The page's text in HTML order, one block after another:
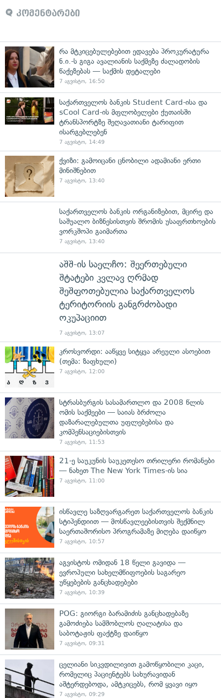
კომენტარები
რა მტკიცებულებებით ედავება პროკურატურა
ნ.ი.-ს გიგა ავალიანის საქმეზე ძალადობის
წაქეზებას — საქმის დეტალები
7 აგვისტო, 16:50
საქართველოს ბანკის Student Card-ისა და
sCool Card-ის მფლობელები ქუთაისში
ტრანსპორტზე შეღავათიანი ტარიფით
ისარგებლებენ
7 აგვისტო, 14:49
ქვიზი: გამოიცანი ცნობილი ადამიანი ერთი
მინიშნებით
7 აგვისტო, 13:40
საქართველოს ბანკის ორგანიზებით, მცირე და
საშუალო ბიზნესისთვის შრომის უსაფრთხოების
ვორკშოპი გაიმართა
7 აგვისტო, 13:40
აშშ-ის საელჩო: შეერთებული
შტატები კვლავ ღრმად
შეშფოთებულია საქართველოს
ტერიტორიის განგრძობადი
ოკუპაციით
7 აგვისტო, 13:07
კროსვორდი: ააწყვე სიტყვა არეული ასოებით
(თემა: ზაფხული)
7 აგვისტო, 12:00
სტრასბურგის სასამართლო და 2008 წლის
ომის საქმეები — საიას ბრძოლა
დაზარალებულთა უფლებებისა და
კომპენსაციებისთვის
7 აგვისტო, 11:53
21-ე საუკუნის საუკეთესო თრილერი რომანები
— ნახეთ The New York Times-ის სია
7 აგვისტო, 11:00
ისწავლე საზღვარგარეთ საქართველოს ბანკის
სტიპენდიით — მოსწავლეებისთვის შექმნილ
საერთაშორისო პროგრამაზე მიღება დაიწყო
7 აგვისტო, 10:57
აგვისტოს ომიდან 18 წელი გავიდა —
ევროპული სახელმწიფოების საგარეო
უწყებების განცხადებები
7 აგვისტო, 10:39
POG: გიორგი ბარამიძის განცხადებაზე
გამოძიება სამშობლოს ღალატისა და
საბოტაჟის ფაქტზე დაიწყო
7 აგვისტო, 09:31
ცელიანი სიკვდილივით გამოწყობილი კაცი,
რომელიც პაციენტებს სახურავიდან
აშტერდებოდა, ამტკიცებს, რომ ყვავი იყო
7 აგვისტო, 09:29